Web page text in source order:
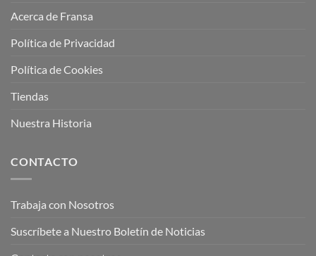
Acerca de Fransa
Política de Privacidad
Política de Cookies
Tiendas
Nuestra Historia
CONTACTO
Trabaja con Nosotros
Suscríbete a Nuestro Boletín de Noticias